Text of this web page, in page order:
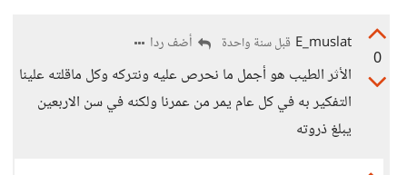
0
E_muslat قبل سنة واحدة أضف ردا
الأثر الطيب هو أجمل ما نحرص عليه ونتركه وكل ماقلته علينا
التفكير به في كل عام يمر من عمرنا ولكنه في سن الاربعين
يبلغ ذروته